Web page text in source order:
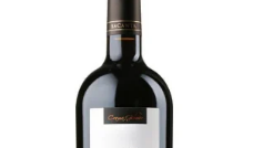
Crama ARAMIC
Crama CORCOVA
Crama PURCARI
Crama HERMEZIU